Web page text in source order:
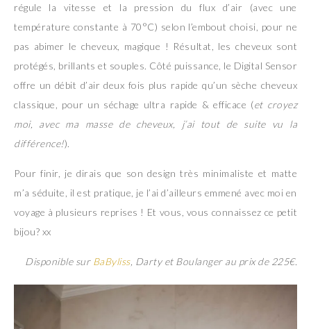
régule la vitesse et la pression du flux d’air (avec une
température constante à 70°C) selon l’embout choisi, pour ne
pas abimer le cheveux, magique ! Résultat, les cheveux sont
protégés, brillants et souples. Côté puissance, le Digital Sensor
offre un débit d’air deux fois plus rapide qu’un sèche cheveux
classique, pour un séchage ultra rapide & efficace (et croyez
moi, avec ma masse de cheveux, j’ai tout de suite vu la
différence!).
Pour finir, je dirais que son design très minimaliste et matte
m’a séduite, il est pratique, je l’ai d’ailleurs emmené avec moi en
voyage à plusieurs reprises ! Et vous, vous connaissez ce petit
bijou? xx
Disponible sur BaByliss, Darty et Boulanger au prix de 225€.